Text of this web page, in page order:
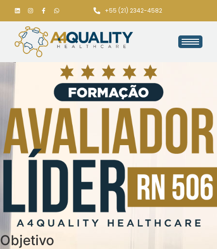
+55 (21) 2342-4582
Objetivo